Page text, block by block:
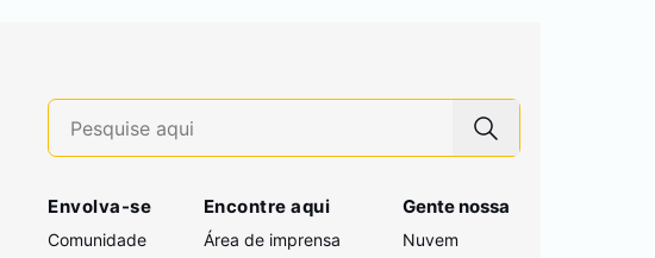
Envolva-se
Comunidade
Encontre aqui
Área de imprensa
Gente nossa
Nuvem